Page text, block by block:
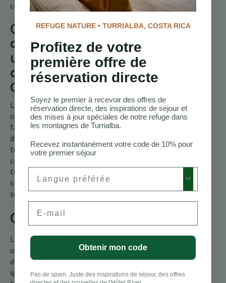
comme en danger.
Quels sont les
comportements
uniques des
colibris au
Costa Rica ?
Les colibris présentent des
comportements
fascinants tels que des
démonstrations
territoriales, des danses de
cour élaborées et des
techniques d’alimentation
spécialisées qui varient
selon les espèces.
Conclusion
Les
colibris du Costa Rica
offrent un aperçu unique
des écosystèmes vibrants
qui prospèrent dans ce
REFUGE NATURE • TURRIALBA, COSTA RICA
Profitez de votre
première offre de
réservation directe
Soyez le premier à recevoir des offres de
réservation directe, des inspirations de séjour et
des mises à jour spéciales de notre refuge dans
les montagnes de Turrialba.
Recevez instantanément votre code de 10% pour
votre premier séjour
Obtenir mon code
Pas de spam. Juste des inspirations de séjour, des offres